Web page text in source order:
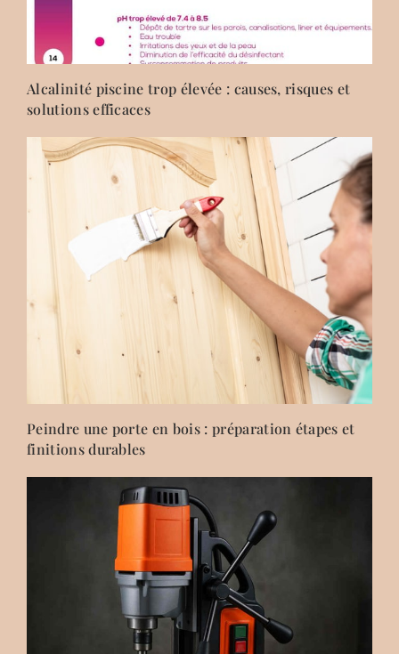
Alcalinité piscine trop élevée : causes, risques et
solutions efficaces
Peindre une porte en bois : préparation étapes et
finitions durables